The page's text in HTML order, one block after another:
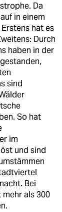
Da
in einem
hat es
Durch
haben in der
sind
So hat
im
und sind
Bei
als 300